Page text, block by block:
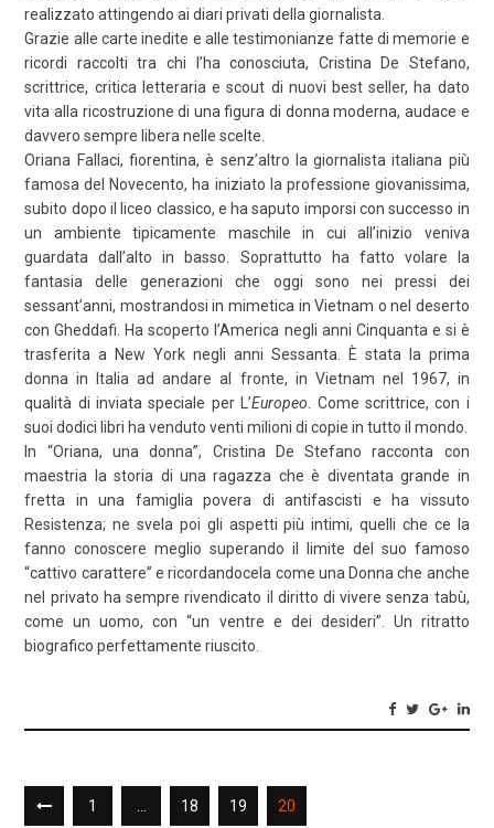
realizzato attingendo ai diari privati della giornalista.
Grazie alle carte inedite e alle testimonianze fatte di memorie e
ricordi raccolti tra chi l’ha conosciuta, Cristina De Stefano,
scrittrice, critica letteraria e scout di nuovi best seller, ha dato
vita alla ricostruzione di una figura di donna moderna, audace e
davvero sempre libera nelle scelte.
Oriana Fallaci, fiorentina, è senz’altro la giornalista italiana più
famosa del Novecento, ha iniziato la professione giovanissima,
subito dopo il liceo classico, e ha saputo imporsi con successo in
un ambiente tipicamente maschile in cui all’inizio veniva
guardata dall’alto in basso. Soprattutto ha fatto volare la
fantasia delle generazioni che oggi sono nei pressi dei
sessant’anni, mostrandosi in mimetica in Vietnam o nel deserto
con Gheddafi. Ha scoperto l’America negli anni Cinquanta e si è
trasferita a New York negli anni Sessanta. È stata la prima
donna in Italia ad andare al fronte, in Vietnam nel 1967, in
qualità di inviata speciale per L’Europeo . Come scrittrice, con i
suoi dodici libri ha venduto venti milioni di copie in tutto il mondo.
In “Oriana, una donna”, Cristina De Stefano racconta con
maestria la storia di una ragazza che è diventata grande in
fretta in una famiglia povera di antifascisti e ha vissuto
Resistenza; ne svela poi gli aspetti più intimi, quelli che ce la
fanno conoscere meglio superando il limite del suo famoso
“cattivo carattere” e ricordandocela come una Donna che anche
nel privato ha sempre rivendicato il diritto di vivere senza tabù,
come un uomo, con “un ventre e dei desideri”. Un ritratto
biografico perfettamente riuscito.
1 18 19 20